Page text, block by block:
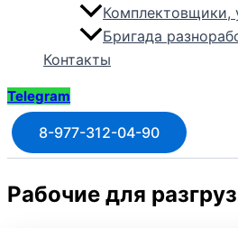
Комплектовщики,
Бригада
Контакты
Telegram
8-977-312-04-90
Рабочие для